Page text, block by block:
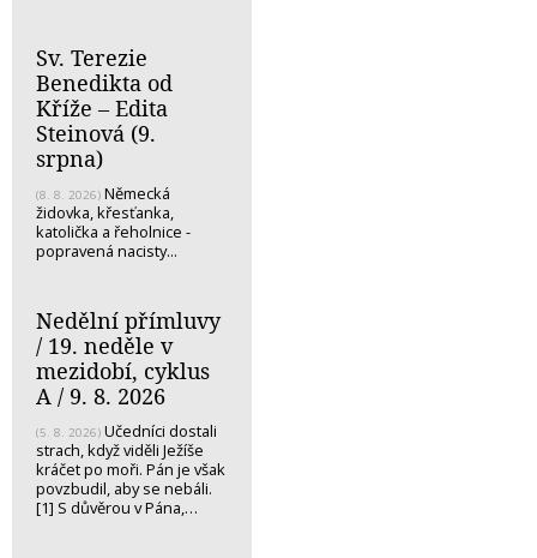
Sv. Terezie
Benedikta od
Kříže – Edita
Steinová (9.
srpna)
(8. 8. 2026) Německá
židovka, křesťanka,
katolička a řeholnice -
popravená nacisty...
Nedělní přímluvy
/ 19. neděle v
mezidobí, cyklus
A / 9. 8. 2026
(5. 8. 2026) Učedníci dostali
strach, když viděli Ježíše
kráčet po moři. Pán je však
povzbudil, aby se nebáli.
[1] S důvěrou v Pána,…